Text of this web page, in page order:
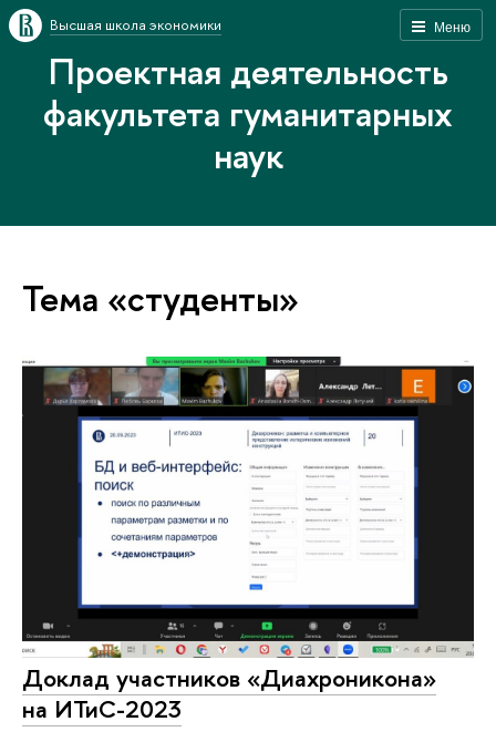
Меню
Высшая школа экономики
Проектная деятельность
факультета гуманитарных
наук
Тема «студенты»
Доклад участников «Диахроникона»
на ИТиС-2023